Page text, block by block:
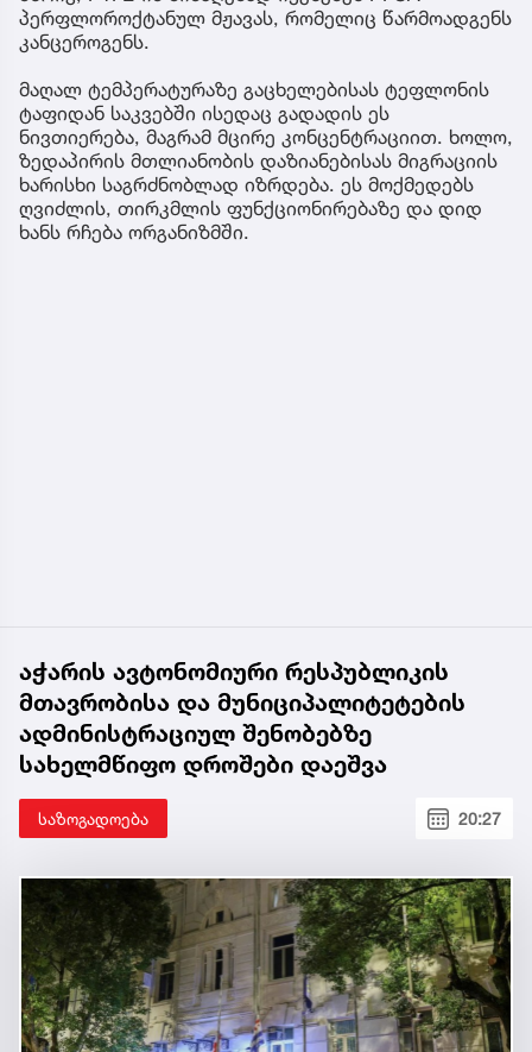
პერფლოროქტანულ მჟავას, რომელიც წარმოადგენს
კანცეროგენს.
მაღალ ტემპერატურაზე გაცხელებისას ტეფლონის
ტაფიდან საკვებში ისედაც გადადის ეს
ნივთიერება, მაგრამ მცირე კონცენტრაციით. ხოლო,
ზედაპირის მთლიანობის დაზიანებისას მიგრაციის
ხარისხი საგრძნობლად იზრდება. ეს მოქმედებს
ღვიძლის, თირკმლის ფუნქციონირებაზე და დიდ
ხანს რჩება ორგანიზმში.
აჭარის ავტონომიური რესპუბლიკის
მთავრობისა და მუნიციპალიტეტების
ადმინისტრაციულ შენობებზე
სახელმწიფო დროშები დაეშვა
საზოგადოება 20:27